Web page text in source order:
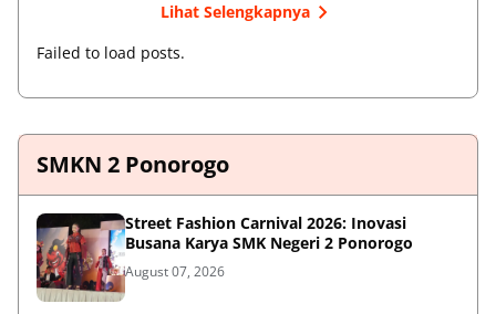
Lihat Selengkapnya
Failed to load posts.
SMKN 2 Ponorogo
Street Fashion Carnival 2026: Inovasi
Busana Karya SMK Negeri 2 Ponorogo
August 07, 2026